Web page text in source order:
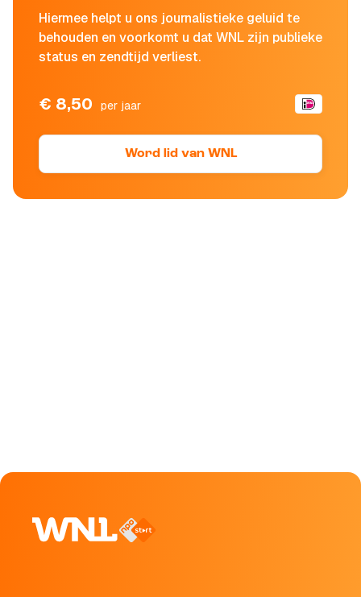
Hiermee helpt u ons journalistieke geluid te
behouden en voorkomt u dat WNL zijn publieke
status en zendtijd verliest.
€ 8,50 per jaar
Word lid van WNL